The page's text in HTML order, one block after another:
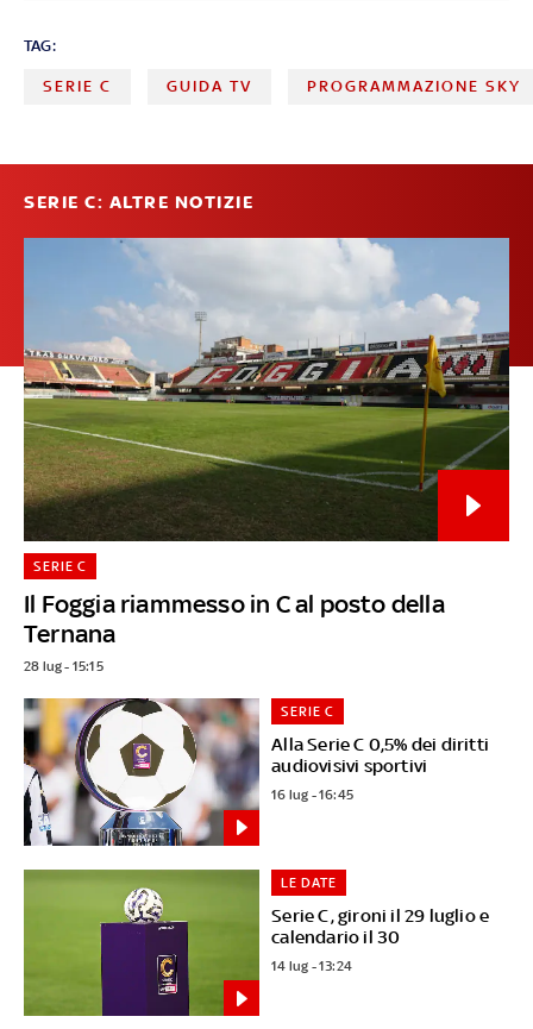
TAG:
SERIE C GUIDA TV PROGRAMMAZIONE SKY
SERIE C: ALTRE NOTIZIE
Il Foggia riammesso in C al posto della
Ternana
SERIE C
28 lug - 15:15
Alla Serie C 0,5% dei diritti
audiovisivi sportivi
SERIE C
16 lug - 16:45
Serie C, gironi il 29 luglio e
calendario il 30
LE DATE
14 lug - 13:24